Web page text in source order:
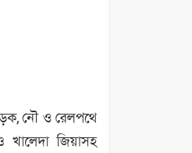
নৌ ও রেলপথে
খালেদা জিয়াসহ